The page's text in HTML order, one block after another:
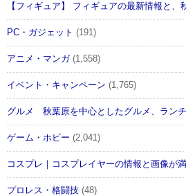
【フィギュア】 フィギュアの最新情報と、
PC・ガジェット (191)
アニメ・マンガ(1,558)
イベント・キャンペーン (1,765)
グルメ 秋葉原を中心としたグルメ、ラン
ゲーム・ホビー (2,041)
コスプレ｜コスプレイヤーの情報と画像が
プロレス・格闘技 (48)